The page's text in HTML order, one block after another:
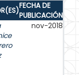
FECHA DE
PUBLICACIÓN
nov-2018